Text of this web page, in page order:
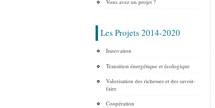
Vous avez un projet ?
Les Projets 2014-2020
Innovation
Transition énergétique et écologique
Valorisation des richesses et des savoir-
faire
Coopération